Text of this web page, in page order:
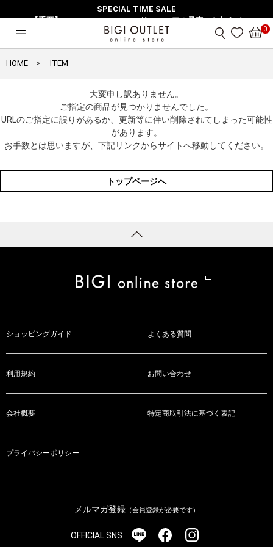
SPECIAL TIME SALE
【重要】BIGI ONLINE STORE リニューアル予定のお知らせ
0
HOME ITEM
大変申し訳ありません。
ご指定の商品が見つかりませんでした。
URLのご指定に誤りがあるか、更新等に伴い削除されてしまった可能性
があります。
お手数とは思いますが、下記リンクからサイトへ移動してください。
トップページへ
ショッピングガイド よくある質問
利用規約 お問い合わせ
会社概要 特定商取引法に基づく表記
プライバシーポリシー
メルマガ登録（会員登録が必要です）
OFFICIAL SNS